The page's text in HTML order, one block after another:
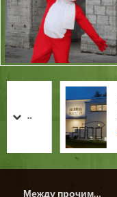
Музей
prev
next
Между прочим…